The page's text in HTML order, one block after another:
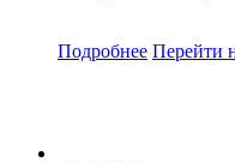
Подробнее Перейти